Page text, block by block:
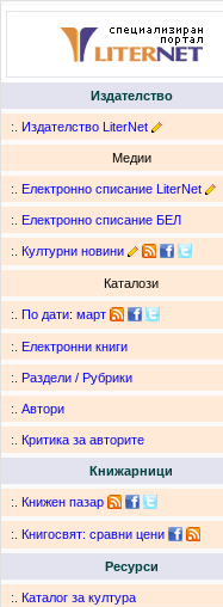
Издателство
:. Издателство LiterNet
Медии
:. Електронно списание LiterNet
:. Електронно списание БЕЛ
:. Културни новини
Каталози
:. По дати: март
:. Електронни книги
:. Раздели / Рубрики
:. Автори
:. Критика за авторите
Книжарници
:. Книжен пазар
:. Книгосвят: сравни цени
Ресурси
:. Каталог за култура